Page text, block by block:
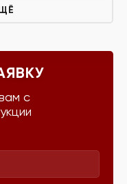
с